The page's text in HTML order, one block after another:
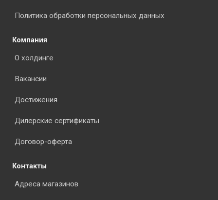
Политика обработки персональных данных
Компания
О холдинге
Вакансии
Достижения
Дилерские сертификаты
Договор-оферта
Контакты
Адреса магазинов